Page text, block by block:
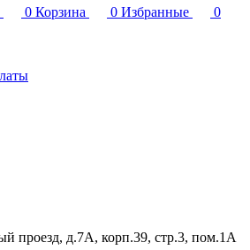
0 Корзина 0 Избранные
0
проезд, д.7А, корп.39, стр.3, пом.1А